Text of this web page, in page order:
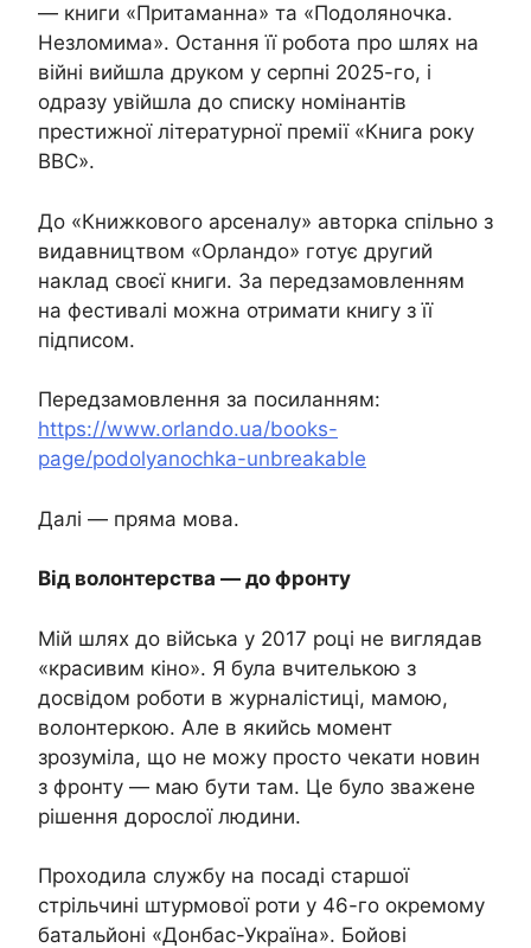
— книги «Притаманна» та «Подоляночка.
Незломима». Остання її робота про шлях на
війні вийшла друком у серпні 2025-го, і
одразу увійшла до списку номінантів
престижної літературної премії «Книга року
ВВС».
До «Книжкового арсеналу» авторка спільно з
видавництвом «Орландо» готує другий
наклад своєї книги. За передзамовленням
на фестивалі можна отримати книгу з її
підписом.
Передзамовлення за посиланням:
https://www.orlando.ua/books-
page/podolyanochka-unbreakable
Далі — пряма мова.
Від волонтерства — до фронту
Мій шлях до війська у 2017 році не виглядав
«красивим кіно». Я була вчителькою з
досвідом роботи в журналістиці, мамою,
волонтеркою. Але в якийсь момент
зрозуміла, що не можу просто чекати новин
з фронту — маю бути там. Це було зважене
рішення дорослої людини.
Проходила службу на посаді старшої
стрільчині штурмової роти у 46-го окремому
батальйоні «Донбас-Україна». Бойові